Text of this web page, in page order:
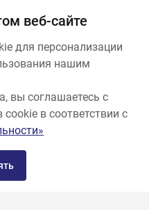
веб-сайте
для персонализации
нашим
вы соглашаетесь с
в соответствии с